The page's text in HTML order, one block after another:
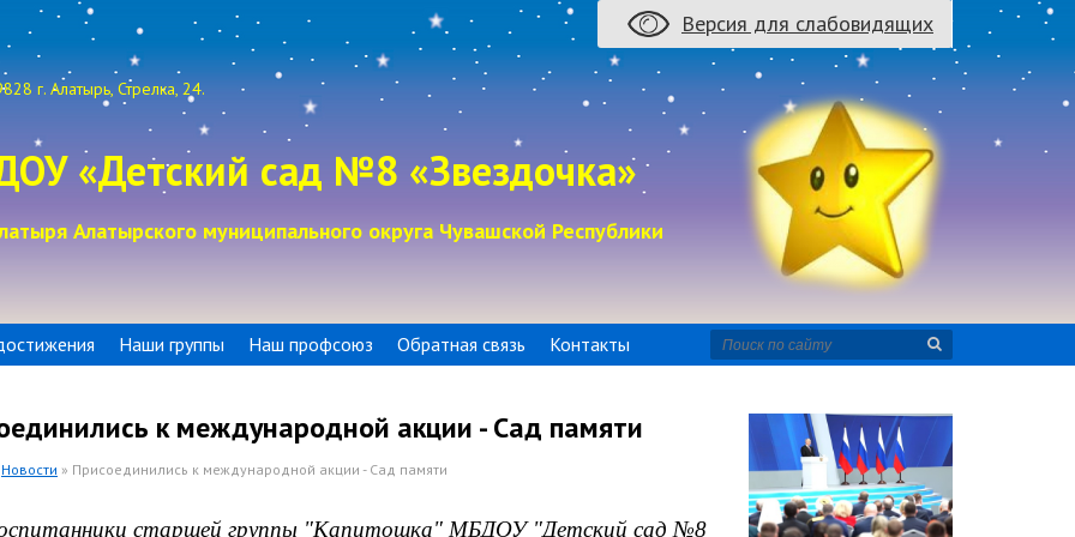
Версия для слабовидящих
г. Алатырь, Стрелка, 24.
«Детский сад №8 «Звездочка»
Алатырского муниципального округа Чувашской Республики
Наши группы Наш профсоюз Обратная связь Контакты
к международной акции - Сад памяти
Новости » Присоединились к международной акции - Сад памяти
старшей группы "Капитошка" МБДОУ "Детский сад №8